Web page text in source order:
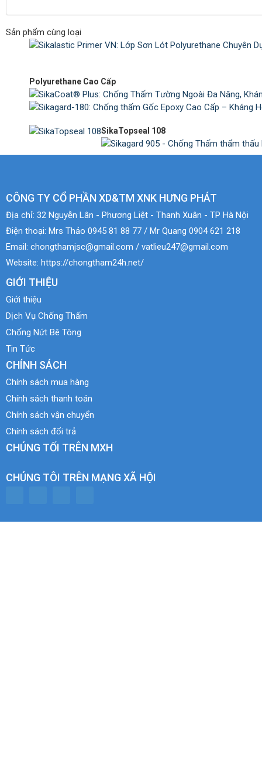
Sản phẩm cùng loại
Polyurethane Cao Cấp
SikaTopseal 108
CÔNG TY CỔ PHẦN XD&TM XNK HƯNG PHÁT
Địa chỉ: 32 Nguyễn Lân - Phương Liệt - Thanh Xuân - TP Hà Nội
Điện thoại: Mrs Thảo 0945 81 88 77 / Mr Quang 0904 621 218
Email: chongthamjsc@gmail.com / vatlieu247@gmail.com
Website: https://chongtham24h.net/
GIỚI THIỆU
Giới thiệu
Dịch Vụ Chống Thấm
Chống Nứt Bê Tông
Tin Tức
CHÍNH SÁCH
Chính sách mua hàng
Chính sách thanh toán
Chính sách vận chuyển
Chính sách đổi trả
CHÚNG TỐI TRÊN MXH
CHÚNG TÔI TRÊN MẠNG XÃ HỘI